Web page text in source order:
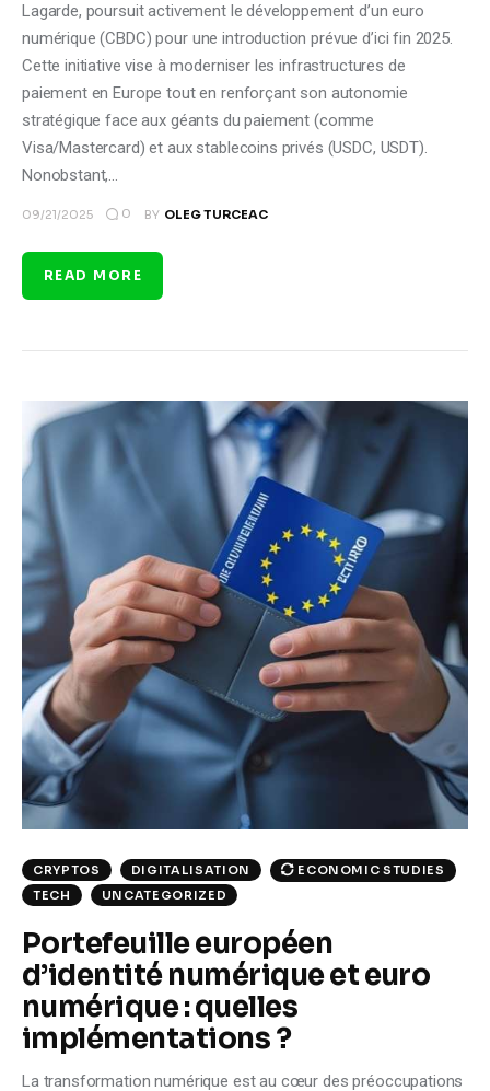
Lagarde, poursuit activement le développement d’un euro
numérique (CBDC) pour une introduction prévue d’ici fin 2025.
Cette initiative vise à moderniser les infrastructures de
paiement en Europe tout en renforçant son autonomie
stratégique face aux géants du paiement (comme
Visa/Mastercard) et aux stablecoins privés (USDC, USDT).
Nonobstant,…
09/21/2025 0 BY OLEG TURCEAC
READ MORE
CRYPTOS DIGITALISATION
ECONOMIC STUDIES
TECH
UNCATEGORIZED
Portefeuille européen
d’identité numérique et euro
numérique : quelles
implémentations ?
La transformation numérique est au cœur des préoccupations